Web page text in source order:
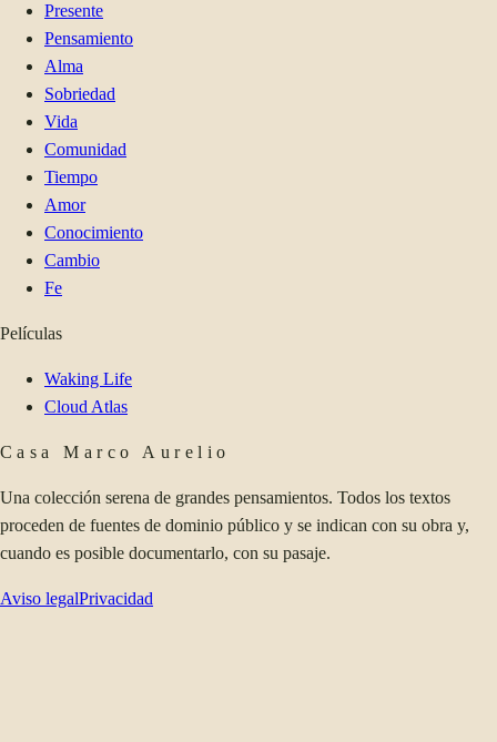
Presente
Pensamiento
Alma
Sobriedad
Vida
Comunidad
Tiempo
Amor
Conocimiento
Cambio
Fe
Películas
Waking Life
Cloud Atlas
Casa Marco Aurelio
Una colección serena de grandes pensamientos. Todos los textos
proceden de fuentes de dominio público y se indican con su obra y,
cuando es posible documentarlo, con su pasaje.
Aviso legalPrivacidad